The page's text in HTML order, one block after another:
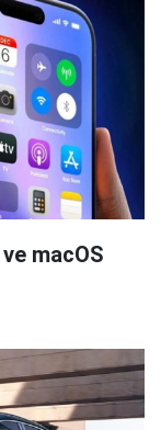
macOS